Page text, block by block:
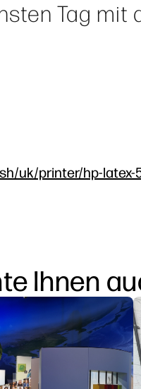
Tag mit
uk/printer/hp-
Ihnen